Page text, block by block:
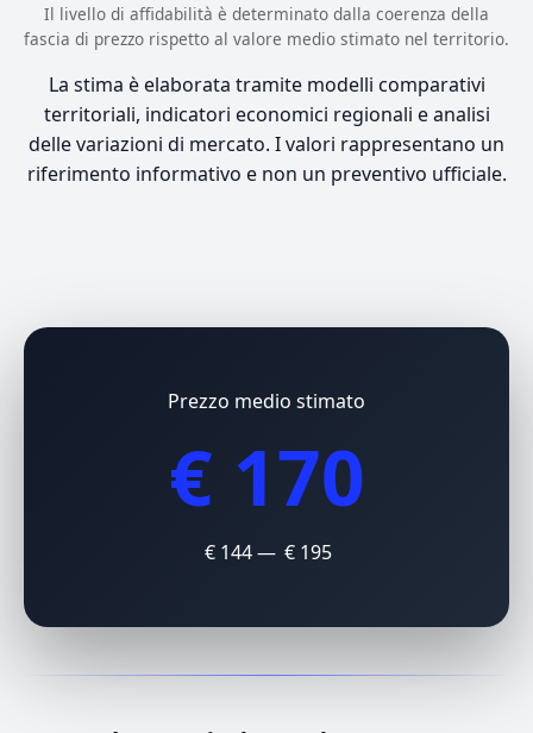
Il livello di affidabilità è determinato dalla coerenza della
fascia di prezzo rispetto al valore medio stimato nel territorio.
La stima è elaborata tramite modelli comparativi
territoriali, indicatori economici regionali e analisi
delle variazioni di mercato. I valori rappresentano un
riferimento informativo e non un preventivo ufficiale.
Prezzo medio stimato
€ 170
€ 144 — € 195